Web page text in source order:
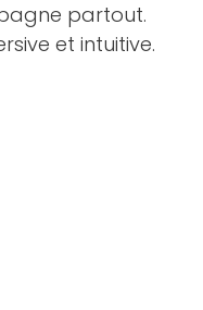
partout.
et intuitive.